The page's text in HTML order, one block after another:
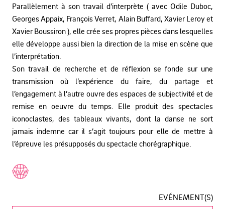
Parallèlement à son travail d’interprète ( avec Odile Duboc,
Georges Appaix, François Verret, Alain Buffard, Xavier Leroy et
Xavier Boussiron ), elle crée ses propres pièces dans lesquelles
elle développe aussi bien la direction de la mise en scène que
l’interprétation.
Son travail de recherche et de réflexion se fonde sur une
transmission où l’expérience du faire, du partage et
l’engagement à l’autre ouvre des espaces de subjectivité et de
remise en oeuvre du temps. Elle produit des spectacles
iconoclastes, des tableaux vivants, dont la danse ne sort
jamais indemne car il s’agit toujours pour elle de mettre à
l’épreuve les présupposés du spectacle chorégraphique.
EVÉNEMENT(S)